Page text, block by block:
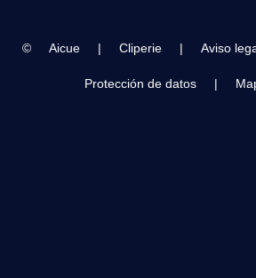
© Aicue | Cliperie | Aviso
Protección de datos |